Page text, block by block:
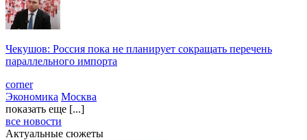
Чекушов: Россия пока не планирует сокращать перечень
параллельного импорта
corner
Экономика Москва
показать еще [...]
все новости
Актуальные сюжеты